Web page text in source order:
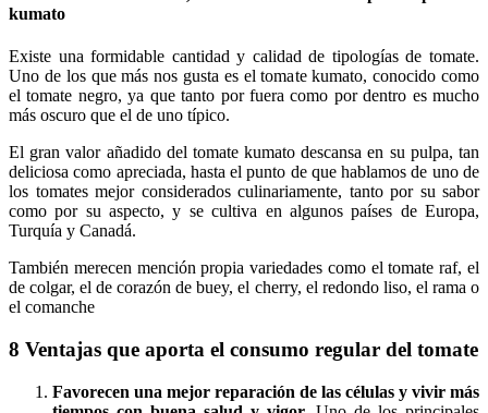
kumato
Existe una formidable cantidad y calidad de tipologías de tomate.
Uno de los que más nos gusta es el tomate kumato, conocido como
el tomate negro, ya que tanto por fuera como por dentro es mucho
más oscuro que el de uno típico.
El gran valor añadido del tomate kumato descansa en su pulpa, tan
deliciosa como apreciada, hasta el punto de que hablamos de uno de
los tomates mejor considerados culinariamente, tanto por su sabor
como por su aspecto, y se cultiva en algunos países de Europa,
Turquía y Canadá.
También merecen mención propia variedades como el tomate raf, el
de colgar, el de corazón de buey, el cherry, el redondo liso, el rama o
el comanche
8 Ventajas que aporta el consumo regular del tomate
Favorecen una mejor reparación de las células y vivir más